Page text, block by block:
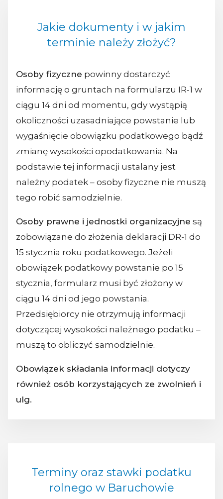
Jakie dokumenty i w jakim
terminie należy złożyć?
Osoby fizyczne powinny dostarczyć
informację o gruntach na formularzu IR-1 w
ciągu 14 dni od momentu, gdy wystąpią
okoliczności uzasadniające powstanie lub
wygaśnięcie obowiązku podatkowego bądź
zmianę wysokości opodatkowania. Na
podstawie tej informacji ustalany jest
należny podatek – osoby fizyczne nie muszą
tego robić samodzielnie.
Osoby prawne i jednostki organizacyjne są
zobowiązane do złożenia deklaracji DR-1 do
15 stycznia roku podatkowego. Jeżeli
obowiązek podatkowy powstanie po 15
stycznia, formularz musi być złożony w
ciągu 14 dni od jego powstania.
Przedsiębiorcy nie otrzymują informacji
dotyczącej wysokości należnego podatku –
muszą to obliczyć samodzielnie.
Obowiązek składania informacji dotyczy
również osób korzystających ze zwolnień i
ulg.
Terminy oraz stawki podatku
rolnego w Baruchowie